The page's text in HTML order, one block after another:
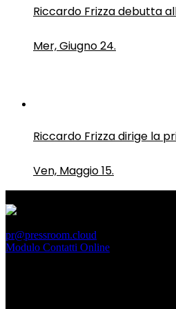
Riccardo Frizza debutta
Mer, Giugno 24.
Riccardo Frizza dirige la
Ven, Maggio 15.
pr@pressroom.cloud
Modulo Contatti Online